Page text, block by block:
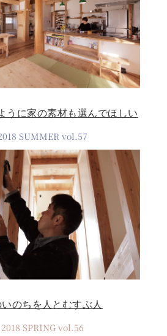
うに家の素材も選んでほしい
SUMMER vol.57
のちを人とむすぶ人
2018 SPRING vol.56